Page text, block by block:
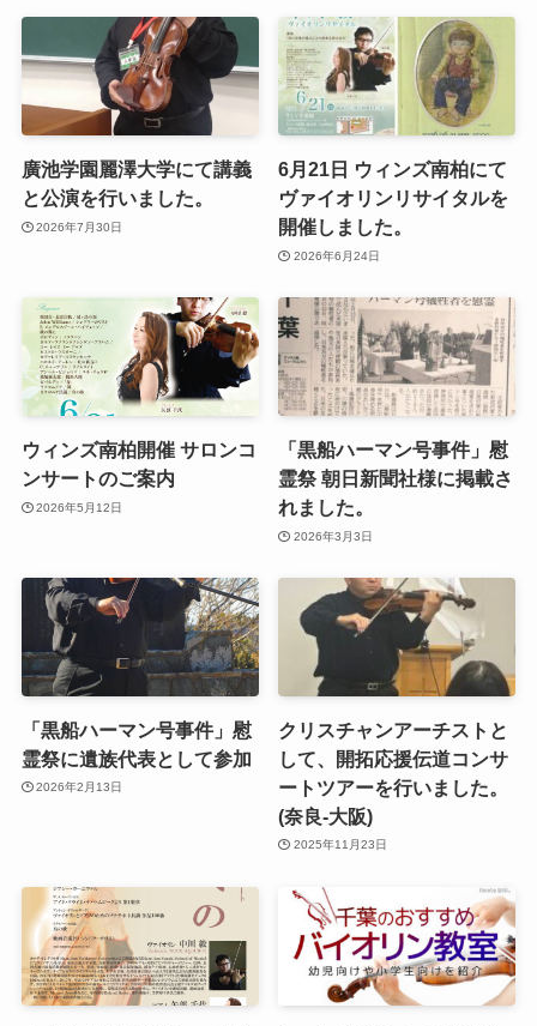
廣池学園麗澤大学にて講義
と公演を行いました。
2026年7月30日
6月21日 ウィンズ南柏にて
ヴァイオリンリサイタルを
開催しました。
2026年6月24日
ウィンズ南柏開催 サロンコ
ンサートのご案内
2026年5月12日
「黒船ハーマン号事件」慰
霊祭 朝日新聞社様に掲載さ
れました。
2026年3月3日
「黒船ハーマン号事件」慰
霊祭に遺族代表として参加
2026年2月13日
クリスチャンアーチストと
して、開拓応援伝道コンサ
ートツアーを行いました。
(奈良-大阪)
2025年11月23日